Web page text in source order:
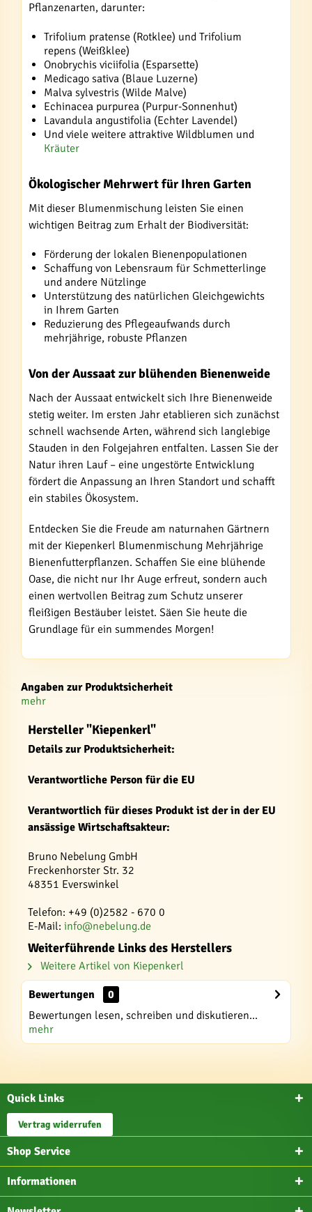
Pflanzenarten, darunter:
Trifolium pratense (Rotklee) und Trifolium
repens (Weißklee)
Onobrychis viciifolia (Esparsette)
Medicago sativa (Blaue Luzerne)
Malva sylvestris (Wilde Malve)
Echinacea purpurea (Purpur-Sonnenhut)
Lavandula angustifolia (Echter Lavendel)
Und viele weitere attraktive Wildblumen und
Kräuter
Ökologischer Mehrwert für Ihren Garten
Mit dieser Blumenmischung leisten Sie einen
wichtigen Beitrag zum Erhalt der Biodiversität:
Förderung der lokalen Bienenpopulationen
Schaffung von Lebensraum für Schmetterlinge
und andere Nützlinge
Unterstützung des natürlichen Gleichgewichts
in Ihrem Garten
Reduzierung des Pflegeaufwands durch
mehrjährige, robuste Pflanzen
Von der Aussaat zur blühenden Bienenweide
Nach der Aussaat entwickelt sich Ihre Bienenweide
stetig weiter. Im ersten Jahr etablieren sich zunächst
schnell wachsende Arten, während sich langlebige
Stauden in den Folgejahren entfalten. Lassen Sie der
Natur ihren Lauf – eine ungestörte Entwicklung
fördert die Anpassung an Ihren Standort und schafft
ein stabiles Ökosystem.
Entdecken Sie die Freude am naturnahen Gärtnern
mit der Kiepenkerl Blumenmischung Mehrjährige
Bienenfutterpflanzen. Schaffen Sie eine blühende
Oase, die nicht nur Ihr Auge erfreut, sondern auch
einen wertvollen Beitrag zum Schutz unserer
fleißigen Bestäuber leistet. Säen Sie heute die
Grundlage für ein summendes Morgen!
Angaben zur Produktsicherheit
mehr
Hersteller "Kiepenkerl"
Details zur Produktsicherheit:
Verantwortliche Person für die EU
Verantwortlich für dieses Produkt ist der in der EU
ansässige Wirtschaftsakteur:
Bruno Nebelung GmbH
Freckenhorster Str. 32
48351 Everswinkel
Telefon: +49 (0)2582 - 670 0
E-Mail: info@nebelung.de
Weiterführende Links des Herstellers
Weitere Artikel von Kiepenkerl
Bewertungen
0
Bewertungen lesen, schreiben und diskutieren...
mehr
Quick Links
Vertrag widerrufen
Shop Service
Informationen